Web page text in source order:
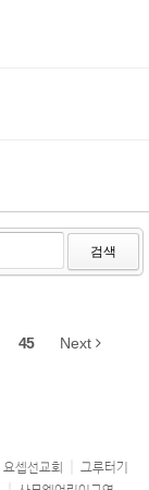
검색
45 Next
요셉선교회
그루터기